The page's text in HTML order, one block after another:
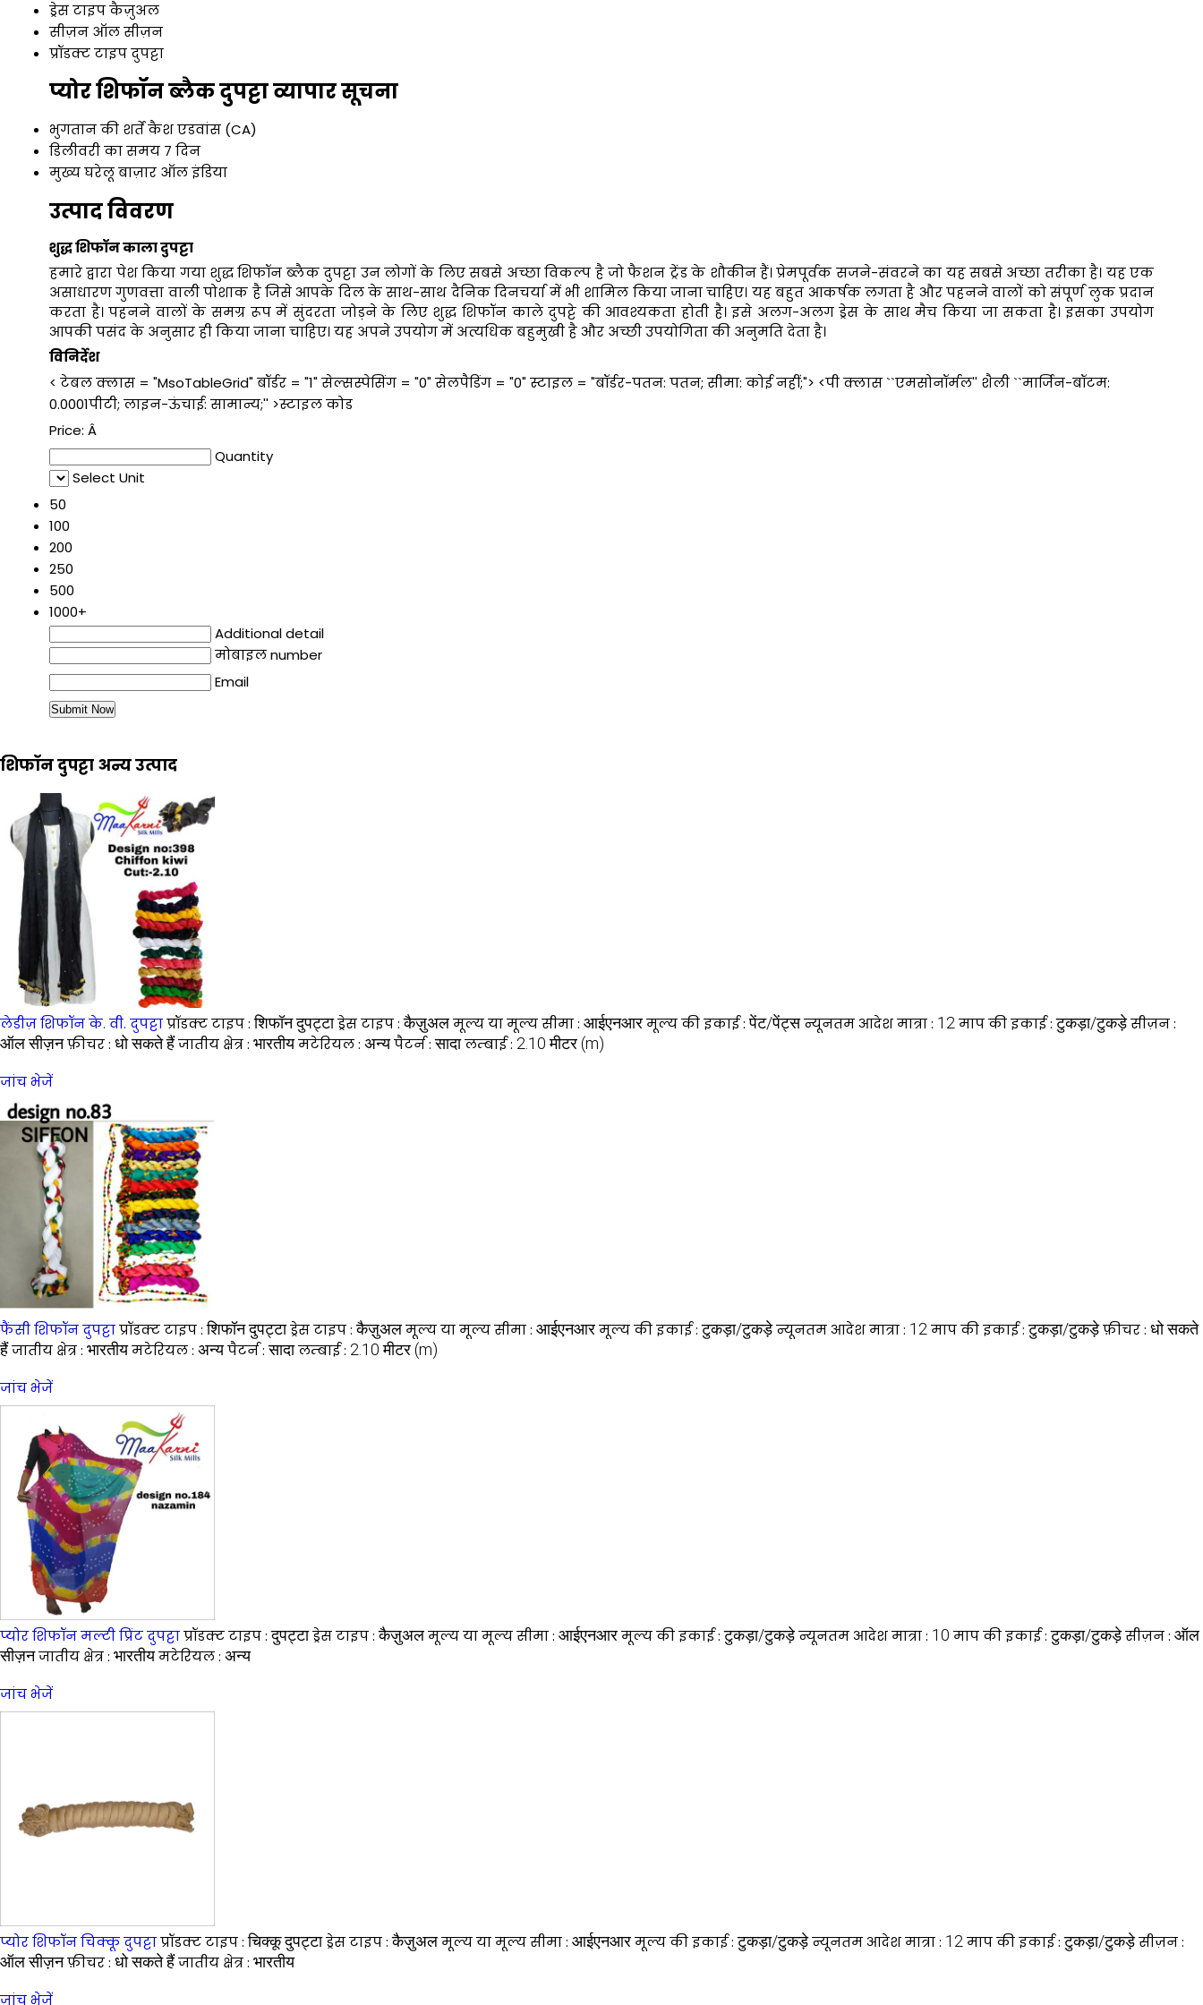
ड्रेस टाइपकैज़ुअल
सीज़न ऑल सीज़न
प्रॉडक्ट टाइपदुपट्टा
प्योर शिफॉन ब्लैक दुपट्टा व्यापार सूचना
भुगतान की शर्तेंकैश एडवांस (CA)
डिलीवरी का समय 7 दिन
मुख्य घरेलू बाज़ार ऑल इंडिया
उत्पाद विवरण
शुद्ध शिफॉन काला दुपट्टा
हमारे द्वारा पेश किया गया शुद्ध शिफॉन ब्लैक दुपट्टा उन लोगों के लिए सबसे अच्छा विकल्प है जो फैशन ट्रेंड के शौकीन हैं। प्रेमपूर्वक सजने-संवरने का यह सबसे अच्छा तरीका है। यह एक
असाधारण गुणवत्ता वाली पोशाक है जिसे आपके दिल के साथ-साथ दैनिक दिनचर्या में भी शामिल किया जाना चाहिए। यह बहुत आकर्षक लगता है और पहनने वालों को संपूर्ण लुक प्रदान
करता है। पहनने वालों के समग्र रूप में सुंदरता जोड़ने के लिए शुद्ध शिफॉन काले दुपट्टे की आवश्यकता होती है। इसे अलग-अलग ड्रेस के साथ मैच किया जा सकता है। इसका उपयोग
आपकी पसंद के अनुसार ही किया जाना चाहिए। यह अपने उपयोग में अत्यधिक बहुमुखी है और अच्छी उपयोगिता की अनुमति देता है।
विनिर्देश
< टेबल क्लास = "MsoTableGrid" बॉर्डर = "1" सेल्सस्पेसिंग = "0" सेलपैडिंग = "0" स्टाइल = "बॉर्डर-पतन: पतन; सीमा: कोई नहीं;"> <पी क्लास ``एमसोनॉर्मल'' शैली ``मार्जिन-बॉटम:
0.0001पीटी; लाइन-ऊंचाई: सामान्य;'' >स्टाइल कोड
Price: Â
Quantity
Select Unit
50
100
200
250
500
1000+
Additional detail
मोबाइल number
Email
शिफॉन दुपट्टा अन्य उत्पाद
लेडीज़ शिफॉन के. वी. दुपट्टाप्रॉडक्ट टाइप :शिफॉन दुपट्टाड्रेस टाइप :कैज़ुअलमूल्य या मूल्य सीमा : आईएनआरमूल्य की इकाई :पेंट/पेंट्सन्यूनतम आदेश मात्रा : 12 माप की इकाई :टुकड़ा/टुकड़ेसीज़न :
ऑल सीज़नफ़ीचर : धो सकते हैंजातीय क्षेत्र : भारतीयमटेरियल : अन्यपैटर्न :सादालम्बाई : 2.10 मीटर (m)
जांच भेजें
फैंसी शिफॉन दुपट्टाप्रॉडक्ट टाइप :शिफॉन दुपट्टाड्रेस टाइप :कैज़ुअलमूल्य या मूल्य सीमा : आईएनआरमूल्य की इकाई :टुकड़ा/टुकड़ेन्यूनतम आदेश मात्रा : 12 माप की इकाई :टुकड़ा/टुकड़ेफ़ीचर : धो सकते
हैंजातीय क्षेत्र : भारतीयमटेरियल : अन्यपैटर्न :सादालम्बाई : 2.10 मीटर (m)
जांच भेजें
प्योर शिफॉन मल्टी प्रिंट दुपट्टाप्रॉडक्ट टाइप :दुपट्टाड्रेस टाइप :कैज़ुअलमूल्य या मूल्य सीमा : आईएनआरमूल्य की इकाई :टुकड़ा/टुकड़ेन्यूनतम आदेश मात्रा : 10 माप की इकाई :टुकड़ा/टुकड़ेसीज़न : ऑल
सीज़नजातीय क्षेत्र : भारतीयमटेरियल : अन्य
जांच भेजें
प्योर शिफॉन चिक्कू दुपट्टाप्रॉडक्ट टाइप :चिक्कू दुपट्टाड्रेस टाइप :कैज़ुअलमूल्य या मूल्य सीमा : आईएनआरमूल्य की इकाई :टुकड़ा/टुकड़ेन्यूनतम आदेश मात्रा : 12 माप की इकाई :टुकड़ा/टुकड़ेसीज़न :
ऑल सीज़नफ़ीचर : धो सकते हैंजातीय क्षेत्र : भारतीय
जांच भेजें